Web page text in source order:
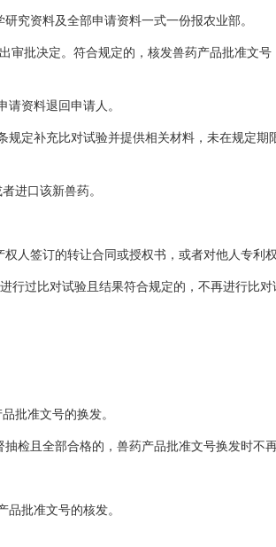
究资料及全部申请资料一式一份报农业部。
批决定。符合规定的，核发兽药产品批准文号
资料退回申请人。
定补充比对试验并提供相关材料，未在规定期
进口该新兽药。
签订的转让合同或授权书，或者对他人专利权
过比对试验且结果符合规定的，不再进行比对
批准文号的换发。
且全部合格的，兽药产品批准文号换发时不再
批准文号的核发。